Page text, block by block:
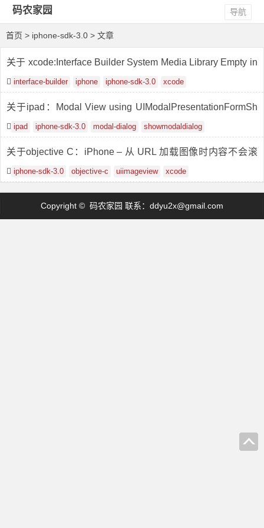
码农家园 导航
首页 > iphone-sdk-3.0 > 文章
关于 xcode:Interface Builder System Media Library Empty in
iPhone 3.0 SDK
interface-builder iphone iphone-sdk-3.0 xcode
关于ipad：Modal View using UIModalPresentationFormSh
eet 出现离屏
ipad iphone-sdk-3.0 modal-dialog showmodaldialog
关于objective C：iPhone – 从 URL 加载图像时内容不会滚
动iphone-sdk-3.0 objective-c uiimageview xcode
Copyright © 码农家园 联系： ddyu2x@gmail.com